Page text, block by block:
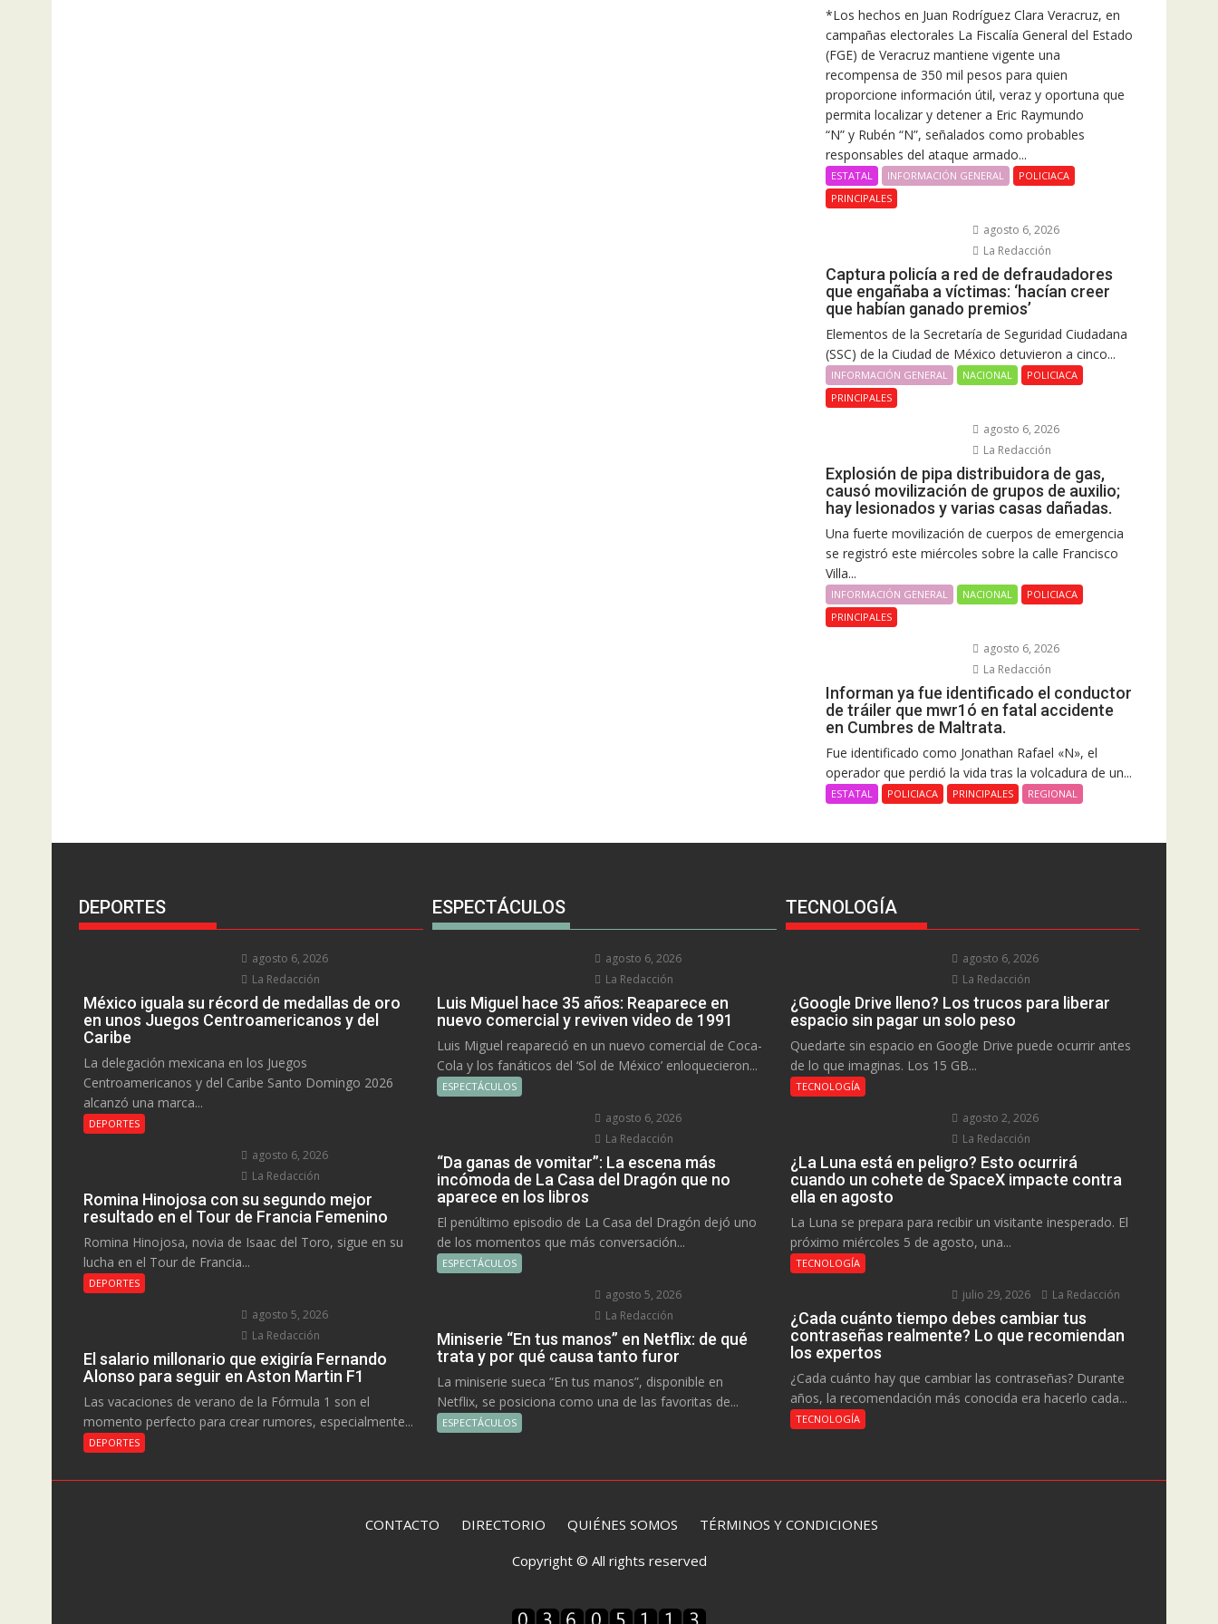
*Los hechos en Juan Rodríguez Clara Veracruz, en
campañas electorales La Fiscalía General del Estado
(FGE) de Veracruz mantiene vigente una
recompensa de 350 mil pesos para quien
proporcione información útil, veraz y oportuna que
permita localizar y detener a Eric Raymundo
“N” y Rubén “N”, señalados como probables
responsables del ataque armado...
ESTATAL INFORMACIÓN GENERAL
POLICIACA
PRINCIPALES
agosto 6, 2026
La Redacción
Captura policía a red de defraudadores
que engañaba a víctimas: ‘hacían creer
que habían ganado premios’
Elementos de la Secretaría de Seguridad Ciudadana
(SSC) de la Ciudad de México detuvieron a cinco...
INFORMACIÓN GENERAL NACIONAL
POLICIACA
PRINCIPALES
agosto 6, 2026
La Redacción
Explosión de pipa distribuidora de gas,
causó movilización de grupos de auxilio;
hay lesionados y varias casas dañadas.
Una fuerte movilización de cuerpos de emergencia
se registró este miércoles sobre la calle Francisco
Villa...
INFORMACIÓN GENERAL NACIONAL
POLICIACA
PRINCIPALES
agosto 6, 2026
La Redacción
Informan ya fue identificado el conductor
de tráiler que mwr1ó en fatal accidente
en Cumbres de Maltrata.
Fue identificado como Jonathan Rafael «N», el
operador que perdió la vida tras la volcadura de un...
ESTATAL POLICIACA PRINCIPALES REGIONAL
DEPORTES
agosto 6, 2026
La Redacción
México iguala su récord de medallas de oro
en unos Juegos Centroamericanos y del
Caribe
La delegación mexicana en los Juegos
Centroamericanos y del Caribe Santo Domingo 2026
alcanzó una marca...
DEPORTES
agosto 6, 2026
La Redacción
Romina Hinojosa con su segundo mejor
resultado en el Tour de Francia Femenino
Romina Hinojosa, novia de Isaac del Toro, sigue en su
lucha en el Tour de Francia...
DEPORTES
agosto 5, 2026
La Redacción
El salario millonario que exigiría Fernando
Alonso para seguir en Aston Martin F1
Las vacaciones de verano de la Fórmula 1 son el
momento perfecto para crear rumores, especialmente...
DEPORTES
ESPECTÁCULOS
agosto 6, 2026
La Redacción
Luis Miguel hace 35 años: Reaparece en
nuevo comercial y reviven video de 1991
Luis Miguel reapareció en un nuevo comercial de Coca-
Cola y los fanáticos del ‘Sol de México’ enloquecieron...
ESPECTÁCULOS
agosto 6, 2026
La Redacción
“Da ganas de vomitar”: La escena más
incómoda de La Casa del Dragón que no
aparece en los libros
El penúltimo episodio de La Casa del Dragón dejó uno
de los momentos que más conversación...
ESPECTÁCULOS
agosto 5, 2026
La Redacción
Miniserie “En tus manos” en Netflix: de qué
trata y por qué causa tanto furor
La miniserie sueca “En tus manos”, disponible en
Netflix, se posiciona como una de las favoritas de...
ESPECTÁCULOS
TECNOLOGÍA
agosto 6, 2026
La Redacción
¿Google Drive lleno? Los trucos para liberar
espacio sin pagar un solo peso
Quedarte sin espacio en Google Drive puede ocurrir antes
de lo que imaginas. Los 15 GB...
TECNOLOGÍA
agosto 2, 2026
La Redacción
¿La Luna está en peligro? Esto ocurrirá
cuando un cohete de SpaceX impacte contra
ella en agosto
La Luna se prepara para recibir un visitante inesperado. El
próximo miércoles 5 de agosto, una...
TECNOLOGÍA
julio 29, 2026 La Redacción
¿Cada cuánto tiempo debes cambiar tus
contraseñas realmente? Lo que recomiendan
los expertos
¿Cada cuánto hay que cambiar las contraseñas? Durante
años, la recomendación más conocida era hacerlo cada...
TECNOLOGÍA
CONTACTO DIRECTORIO QUIÉNES SOMOS TÉRMINOS Y CONDICIONES
Copyright © All rights reserved